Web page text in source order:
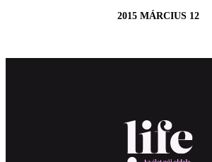
2015 MÁRCIUS 12